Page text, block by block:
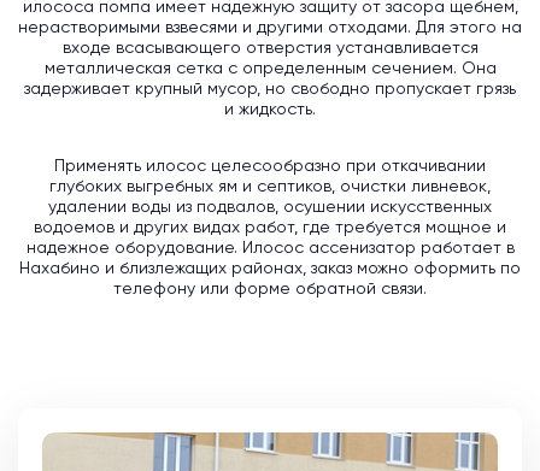
илососа помпа имеет надежную защиту от засора щебнем,
нерастворимыми взвесями и другими отходами. Для этого на
входе всасывающего отверстия устанавливается
металлическая сетка с определенным сечением. Она
задерживает крупный мусор, но свободно пропускает грязь
и жидкость.
Применять илосос целесообразно при откачивании
глубоких выгребных ям и септиков, очистки ливневок,
удалении воды из подвалов, осушении искусственных
водоемов и других видах работ, где требуется мощное и
надежное оборудование. Илосос ассенизатор работает в
Нахабино и близлежащих районах, заказ можно оформить по
телефону или форме обратной связи.